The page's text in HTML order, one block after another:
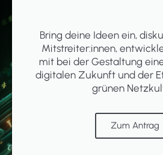
Bring deine Ideen ein,
Mitstreiter:innen,
mit bei der Gestaltung
digitalen Zukunft und der
grünen
Zum Antrag